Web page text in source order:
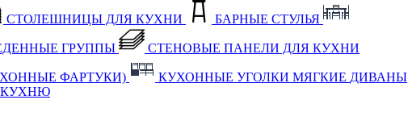
СТОЛЕШНИЦЫ ДЛЯ КУХНИ БАРНЫЕ СТУЛЬЯ
ГРУППЫ СТЕНОВЫЕ ПАНЕЛИ ДЛЯ КУХНИ
ФАРТУКИ) КУХОННЫЕ УГОЛКИ МЯГКИЕ ДИВАНЫ